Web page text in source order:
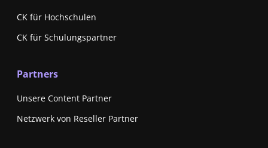
CK für Hochschulen
CK für Schulungspartner
Partners
Unsere Content Partner
Netzwerk von Reseller Partner